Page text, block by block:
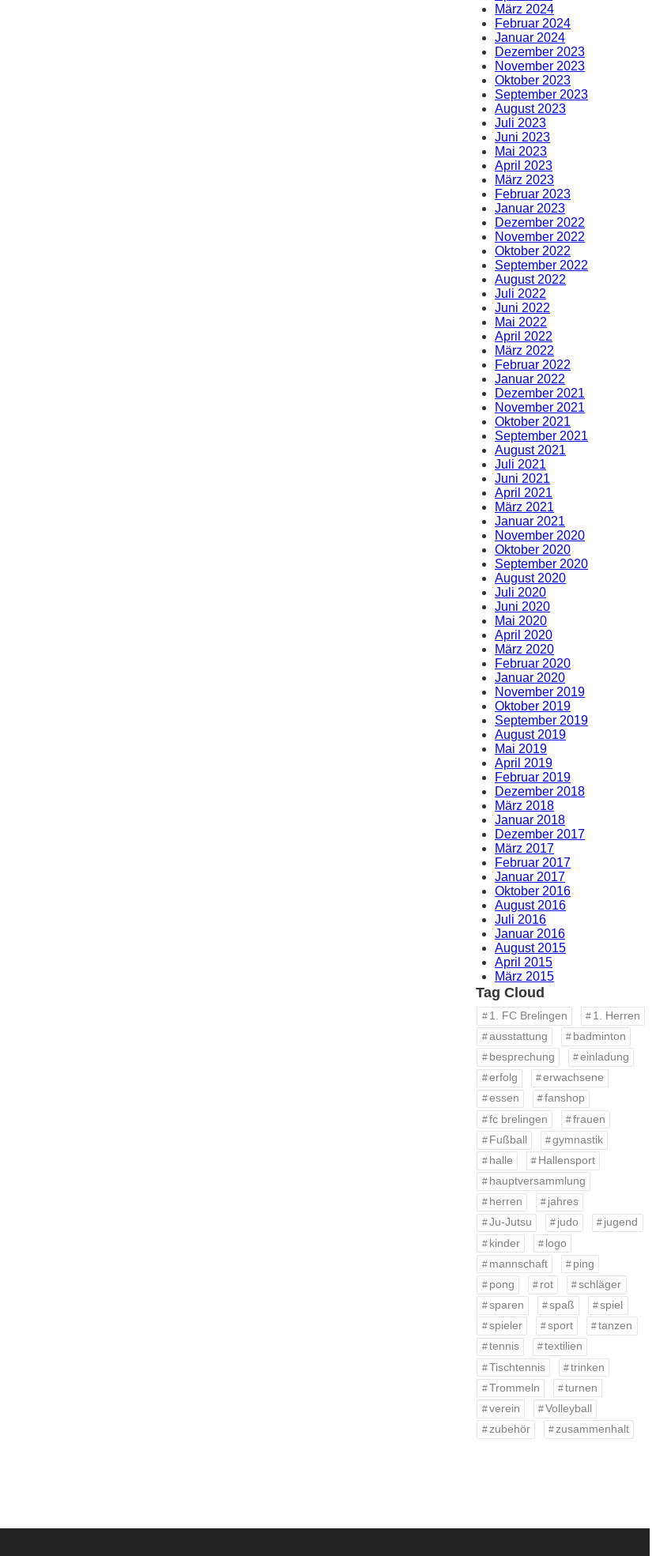
März 2024
Februar 2024
Januar 2024
Dezember 2023
November 2023
Oktober 2023
September 2023
August 2023
Juli 2023
Juni 2023
Mai 2023
April 2023
März 2023
Februar 2023
Januar 2023
Dezember 2022
November 2022
Oktober 2022
September 2022
August 2022
Juli 2022
Juni 2022
Mai 2022
April 2022
März 2022
Februar 2022
Januar 2022
Dezember 2021
November 2021
Oktober 2021
September 2021
August 2021
Juli 2021
Juni 2021
April 2021
März 2021
Januar 2021
November 2020
Oktober 2020
September 2020
August 2020
Juli 2020
Juni 2020
Mai 2020
April 2020
März 2020
Februar 2020
Januar 2020
November 2019
Oktober 2019
September 2019
August 2019
Mai 2019
April 2019
Februar 2019
Dezember 2018
März 2018
Januar 2018
Dezember 2017
März 2017
Februar 2017
Januar 2017
Oktober 2016
August 2016
Juli 2016
Januar 2016
August 2015
April 2015
März 2015
Tag Cloud
1. FC Brelingen
1. Herren
ausstattung
badminton
besprechung
einladung
erfolg
erwachsene
essen
fanshop
fc brelingen
frauen
Fußball
gymnastik
halle
Hallensport
hauptversammlung
herren
jahres
Ju-Jutsu
judo
jugend
kinder
logo
mannschaft
ping
pong
rot
schläger
sparen
spaß
spiel
spieler
sport
tanzen
tennis
textilien
Tischtennis
trinken
Trommeln
turnen
verein
Volleyball
zubehör
zusammenhalt